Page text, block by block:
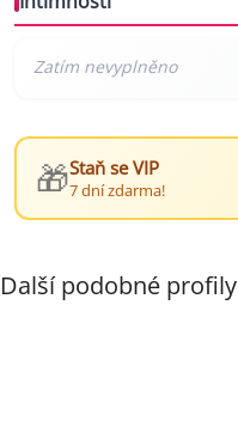
🎁Staň se VIP
7 dní zdarma!
Další podobné profily